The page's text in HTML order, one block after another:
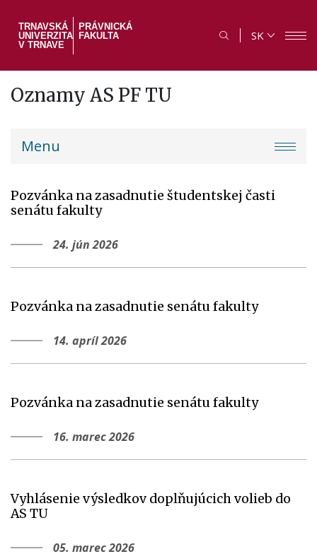
hlavný
TRNAVSKÁ
UNIVERZITA
V TRNAVE
PRÁVNICKÁ
FAKULTA
SK
Oznamy AS PF TU
PF
Menu
Pozvánka na zasadnutie študentskej časti
senátu fakulty
24. jún 2026
Pozvánka na zasadnutie senátu fakulty
14. apríl 2026
Pozvánka na zasadnutie senátu fakulty
16. marec 2026
Vyhlásenie výsledkov doplňujúcich volieb do
AS TU
05. marec 2026